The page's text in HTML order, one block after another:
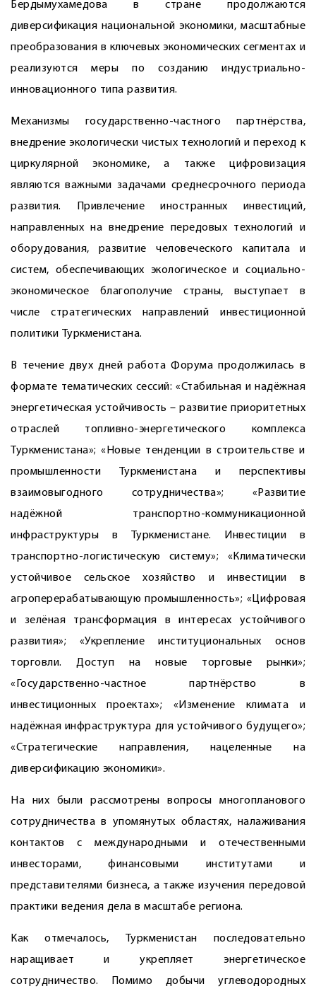
Бердымухамедова в стране продолжаются
диверсификация национальной экономики, масштабные
преобразования в ключевых экономических сегментах и
реализуются меры по созданию индустриально-
инновационного типа развития.
Механизмы государственно-частного партнёрства,
внедрение экологически чистых технологий и переход к
циркулярной экономике, а также цифровизация
являются важными задачами среднесрочного периода
развития. Привлечение иностранных инвестиций,
направленных на внедрение передовых технологий и
оборудования, развитие человеческого капитала и
систем, обеспечивающих экологическое и социально-
экономическое благополучие страны, выступает в
числе стратегических направлений инвестиционной
политики Туркменистана.
В течение двух дней работа Форума продолжилась в
формате тематических сессий: «Стабильная и надёжная
энергетическая устойчивость – развитие приоритетных
отраслей топливно-энергетического комплекса
Туркменистана»; «Новые тенденции в строительстве и
промышленности Туркменистана и перспективы
взаимовыгодного сотрудничества»; «Развитие
надёжной транспортно-коммуникационной
инфраструктуры в Туркменистане. Инвестиции в
транспортно-логистическую систему»; «Климатически
устойчивое сельское хозяйство и инвестиции в
агроперерабатывающую промышленность»; «Цифровая
и зелёная трансформация в интересах устойчивого
развития»; «Укреп­ление институциональных основ
торговли. Доступ на новые торговые рынки»;
«Государственно-частное партнёрство в
инвестиционных проектах»; «Изменение климата и
надёжная инфраструктура для устойчивого будущего»;
«Стратегические направления, нацеленные на
диверсификацию экономики».
На них были рассмотрены вопросы многопланового
сотрудничества в упомянутых областях, налаживания
контактов с международными и отечественными
инвесторами, финансовыми институтами и
представителями бизнеса, а также изучения передовой
практики ведения дела в масштабе региона.
Как отмечалось, Туркменистан последовательно
наращивает и укрепляет энергетическое
сотрудничество. Помимо добычи углеводородных